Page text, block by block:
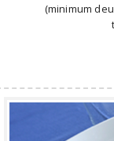
(minimum